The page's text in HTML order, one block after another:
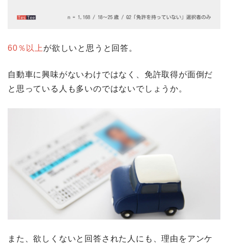
60％以上 が欲しいと思うと回答。
自動車に興味がないわけではなく、免許取得が面倒だ
と思っている人も多いのではないでしょうか。
また、欲しくないと回答された人にも、理由をアンケ